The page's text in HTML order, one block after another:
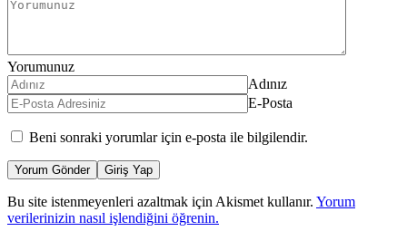
Yorumunuz
Adınız
E-Posta
Beni sonraki yorumlar için e-posta ile bilgilendir.
Yorum Gönder Giriş Yap
Bu site istenmeyenleri azaltmak için Akismet kullanır. Yorum
verilerinizin nasıl işlendiğini öğrenin.